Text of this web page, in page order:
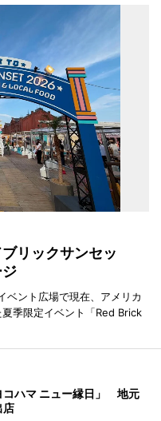
リックサンセッ
ジ
ベント広場で現在、アメリカ
季限定イベント「Red Brick
コハマ ニュー縁日」 地元
店